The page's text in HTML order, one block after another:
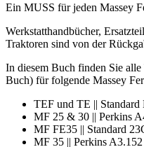
Ein MUSS für jeden Massey
Werkstatthandbücher,
Traktoren sind von der
In diesem Buch finden Sie
Buch) für folgende Massey
TEF und TE || Standard
MF 25 & 30 || Perkins
MF FE35 || Standard
MF 35 || Perkins A3.152